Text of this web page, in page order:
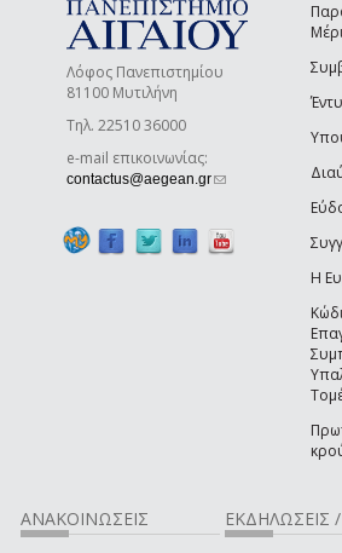
Λόφος Πανεπιστημίου
81100 Μυτιλήνη
Τηλ. 22510 36000
e-mail επικοινωνίας:
contactus@aegean.gr(link sends e-mail)
Η
ΑΝΑΚΟΙΝΩΣΕΙΣ ΕΚΔΗΛΩΣΕΙΣ